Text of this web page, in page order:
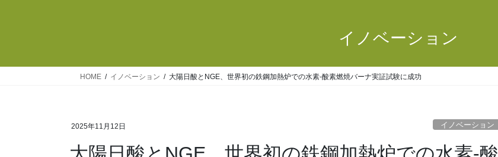
イノベーション
HOME イノベーション 大陽日酸とNGE、世界初の鉄鋼加熱炉での水素-酸素燃焼バーナ実証試験に成功
2025年11月12日 イノベーション